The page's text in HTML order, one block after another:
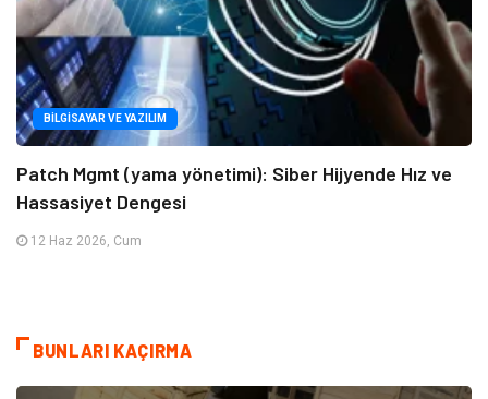
BILGISAYAR VE YAZILIM
Patch Mgmt (yama yönetimi): Siber Hijyende Hız ve
Hassasiyet Dengesi
12 Haz 2026, Cum
BUNLARI KAÇIRMA